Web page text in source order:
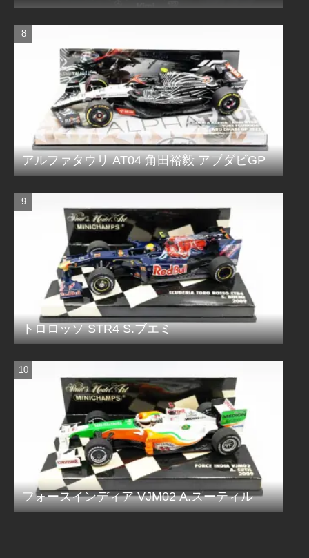
アルファタウリ AT04 角田裕毅 アブダビGP
トロロッソ STR4 S.ブエミ
フォースインディア VJM02 A.スーティル